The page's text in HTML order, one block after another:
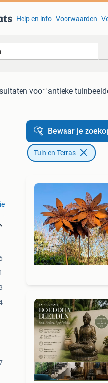
Help en info Voorwaarden
voor 'antieke
Bewaar je
Tuin en Terras